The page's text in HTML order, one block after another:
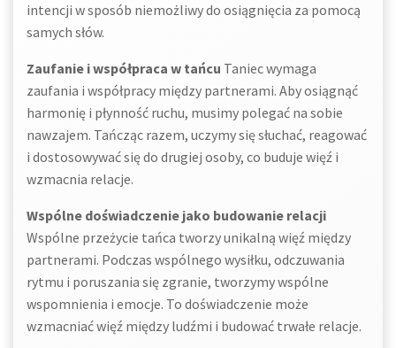
intencji w sposób niemożliwy do osiągnięcia za pomocą
samych słów.
Zaufanie i współpraca w tańcu Taniec wymaga
zaufania i współpracy między partnerami. Aby osiągnąć
harmonię i płynność ruchu, musimy polegać na sobie
nawzajem. Tańcząc razem, uczymy się słuchać, reagować
i dostosowywać się do drugiej osoby, co buduje więź i
wzmacnia relacje.
Wspólne doświadczenie jako budowanie relacji
Wspólne przeżycie tańca tworzy unikalną więź między
partnerami. Podczas wspólnego wysiłku, odczuwania
rytmu i poruszania się zgranie, tworzymy wspólne
wspomnienia i emocje. To doświadczenie może
wzmacniać więź między ludźmi i budować trwałe relacje.